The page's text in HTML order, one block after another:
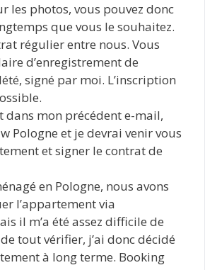
les photos, vous pouvez donc
que vous le souhaitez.
régulier entre nous. Vous
d’enregistrement de
signé par moi. L’inscription
dans mon précédent e-mail,
Pologne et je devrai venir vous
et signer le contrat de
en Pologne, nous avons
l’appartement via
il m’a été assez difficile de
tout vérifier, j’ai donc décidé
à long terme. Booking